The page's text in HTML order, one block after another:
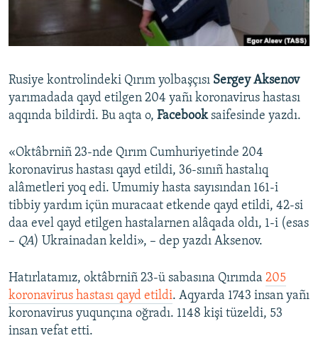
Русский
Українською
QOŞULIÑIZ!
RFE/RS bütün saytları
Rusiye kontrolindeki Qırım yolbaşçısı Sergey Aksenov
yarımadada qayd etilgen 204 yañı koronavirus hastası
aqqında bildirdi. Bu aqta o, Facebooksaifesinde yazdı.
«Oktâbrniñ 23-nde Qırım Cumhuriyetinde 204
koronavirus hastası qayd etildi, 36-sınıñ hastalıq
alâmetleri yoq edi. Umumiy hasta sayısından 161-i
tibbiy yardım içün muracaat etkende qayd etildi, 42-si
daa evel qayd etilgen hastalarnen alâqada oldı, 1-i (esas
– QA) Ukrainadan keldi», – dep yazdı Aksenov.
Hatırlatamız, oktâbrniñ 23-ü sabasına Qırımda 205
koronavirus hastası qayd etildi. Aqyarda 1743 insan yañı
koronavirus yuqunçına oğradı. 1148 kişi tüzeldi, 53
insan vefat etti.